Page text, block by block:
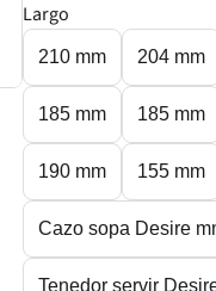
Largo
210 mm 204 mm
185 mm 185 mm
190 mm 155 mm
Cazo sopa Desire
Tenedor servir